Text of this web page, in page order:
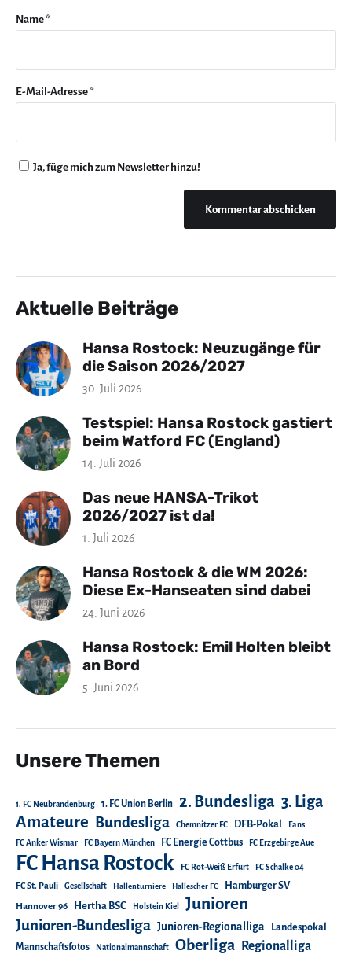
Name*
E-Mail-Adresse*
Ja, füge mich zum Newsletter hinzu!
Aktuelle Beiträge
Hansa Rostock: Neuzugänge für
die Saison 2026/2027
30. Juli 2026
Testspiel: Hansa Rostock gastiert
beim Watford FC (England)
14. Juli 2026
Das neue HANSA-Trikot
2026/2027 ist da!
1. Juli 2026
Hansa Rostock & die WM 2026:
Diese Ex-Hanseaten sind dabei
24. Juni 2026
Hansa Rostock: Emil Holten bleibt
an Bord
5. Juni 2026
Unsere Themen
1. FC Neubrandenburg 1. FC Union Berlin 2. Bundesliga 3. Liga
Amateure Bundesliga Chemnitzer FC DFB-Pokal Fans
FC Anker Wismar FC Bayern München FC Energie Cottbus FC Erzgebirge Aue
FC Hansa Rostock FC Rot-Weiß Erfurt FC Schalke 04
FC St. Pauli Gesellschaft Hallenturniere Hallescher FC Hamburger SV
Hannover 96 Hertha BSC Holstein Kiel Junioren
Junioren-Bundesliga Junioren-Regionalliga
Landespokal
Mannschaftsfotos
Nationalmannschaft Oberliga Regionalliga